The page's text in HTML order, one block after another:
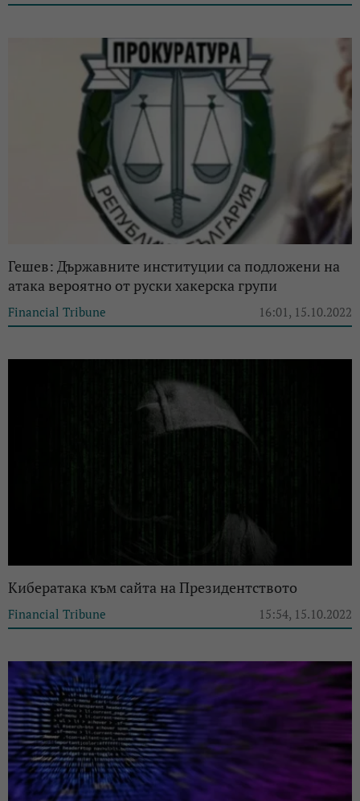
Гешев: Държавните институции са подложени на
атака вероятно от руски хакерска групи
Financial Tribune 16:01, 15.10.2022
Кибератака към сайта на Президентството
Financial Tribune 15:54, 15.10.2022